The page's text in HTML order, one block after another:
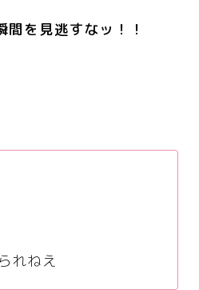
を見逃すなッ！！
れねえ